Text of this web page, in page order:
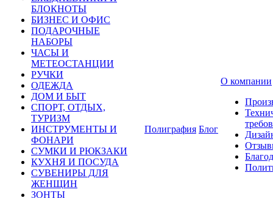
БЛОКНОТЫ
БИЗНЕС И ОФИС
ПОДАРОЧНЫЕ
НАБОРЫ
ЧАСЫ И
МЕТЕОСТАНЦИИ
РУЧКИ
ОДЕЖДА
ДОМ И БЫТ
СПОРТ, ОТДЫХ,
ТУРИЗМ
ИНСТРУМЕНТЫ И
ФОНАРИ
СУМКИ И РЮКЗАКИ
КУХНЯ И ПОСУДА
СУВЕНИРЫ ДЛЯ
ЖЕНЩИН
ЗОНТЫ
Полиграфия Блог
О компании